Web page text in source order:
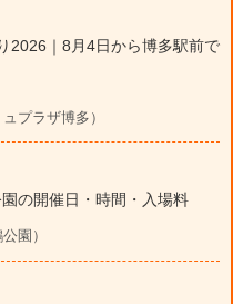
2026｜8月4日から博多駅前で
プラザ博多）
の開催日・時間・入場料
園）